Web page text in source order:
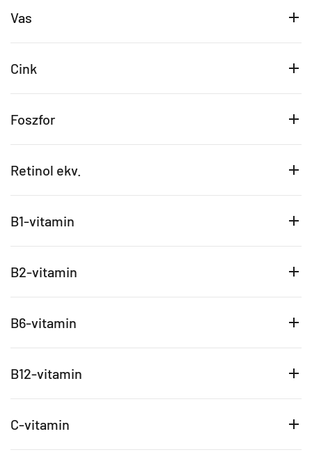
Vas
Cink
Foszfor
Retinol ekv.
B1-vitamin
B2-vitamin
B6-vitamin
B12-vitamin
C-vitamin